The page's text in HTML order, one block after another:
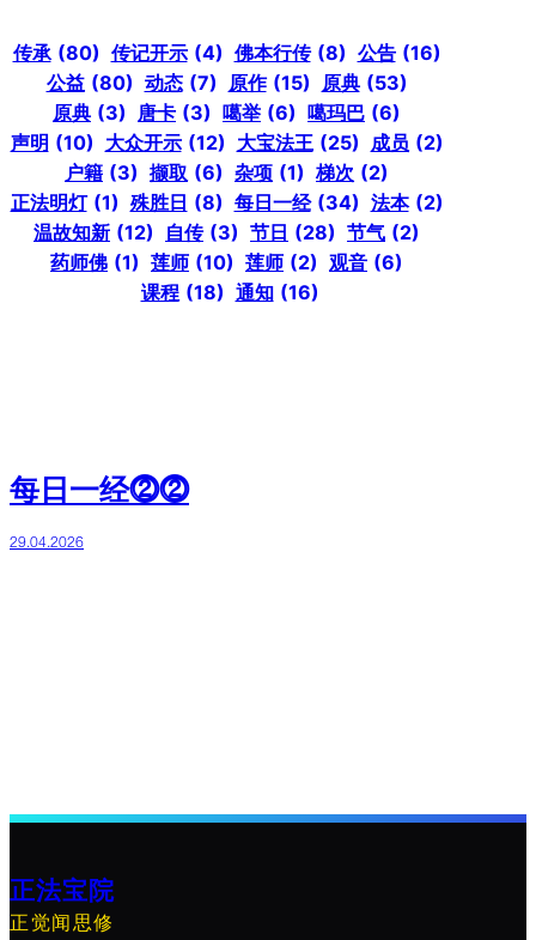
传承 (80) 传记开示 (4) 佛本行传 (8) 公告 (16)
公益 (80) 动态 (7) 原作 (15) 原典 (53)
原典 (3) 唐卡 (3) 噶举 (6) 噶玛巴 (6)
声明 (10) 大众开示 (12) 大宝法王 (25) 成员 (2)
户籍 (3) 撷取 (6) 杂项 (1) 梯次 (2)
正法明灯 (1) 殊胜日 (8) 每日一经 (34) 法本 (2)
温故知新 (12) 自传 (3) 节日 (28) 节气 (2)
药师佛 (1) 莲师 (10) 莲师 (2) 观音 (6)
课程 (18) 通知 (16)
每日一经⓶⓶
29.04.2026
正法宝院
正觉闻思修